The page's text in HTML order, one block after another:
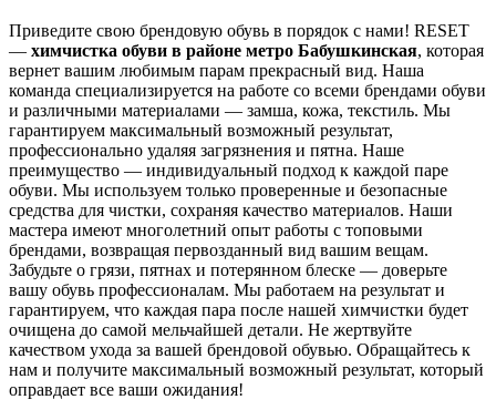
Приведите свою брендовую обувь в порядок с нами! RESET
— химчистка обуви в районе метро Бабушкинская, которая
вернет вашим любимым парам прекрасный вид. Наша
команда специализируется на работе со всеми брендами обуви
и различными материалами — замша, кожа, текстиль. Мы
гарантируем максимальный возможный результат,
профессионально удаляя загрязнения и пятна. Наше
преимущество — индивидуальный подход к каждой паре
обуви. Мы используем только проверенные и безопасные
средства для чистки, сохраняя качество материалов. Наши
мастера имеют многолетний опыт работы с топовыми
брендами, возвращая первозданный вид вашим вещам.
Забудьте о грязи, пятнах и потерянном блеске — доверьте
вашу обувь профессионалам. Мы работаем на результат и
гарантируем, что каждая пара после нашей химчистки будет
очищена до самой мельчайшей детали. Не жертвуйте
качеством ухода за вашей брендовой обувью. Обращайтесь к
нам и получите максимальный возможный результат, который
оправдает все ваши ожидания!